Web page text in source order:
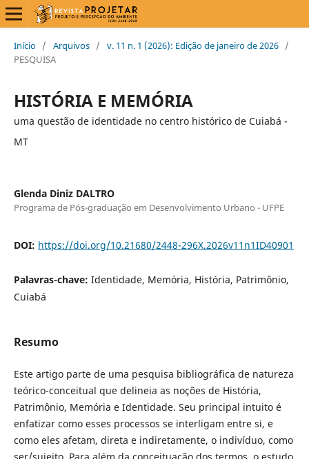
Início / Arquivos / v. 11 n. 1 (2026): Edição de janeiro de 2026 /
PESQUISA
HISTÓRIA E MEMÓRIA
uma questão de identidade no centro histórico de Cuiabá -
MT
Glenda Diniz DALTRO
Programa de Pós-graduação em Desenvolvimento Urbano - UFPE
DOI: https://doi.org/10.21680/2448-296X.2026v11n1ID40901
Palavras-chave: Identidade, Memória, História, Patrimônio,
Cuiabá
Resumo
Este artigo parte de uma pesquisa bibliográfica de natureza
teórico-conceitual que delineia as noções de História,
Patrimônio, Memória e Identidade. Seu principal intuito é
enfatizar como esses processos se interligam entre si, e
como eles afetam, direta e indiretamente, o indivíduo, como